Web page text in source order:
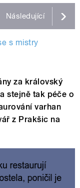
Následující
s mistry
za královský
stejně tak péče o
varhan
z Prakšic na